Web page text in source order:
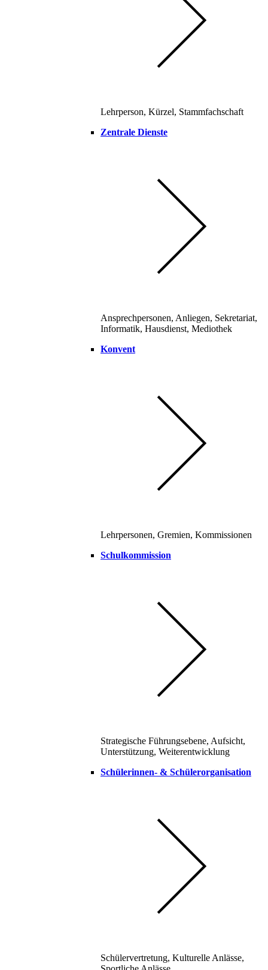
Lehrperson, Kürzel, Stammfachschaft
Zentrale Dienste
Ansprechpersonen, Anliegen, Sekretariat,
Informatik, Hausdienst, Mediothek
Konvent
Lehrpersonen, Gremien, Kommissionen
Schulkommission
Strategische Führungsebene, Aufsicht,
Unterstützung, Weiterentwicklung
Schülerinnen- & Schülerorganisation
Schülervertretung, Kulturelle Anlässe,